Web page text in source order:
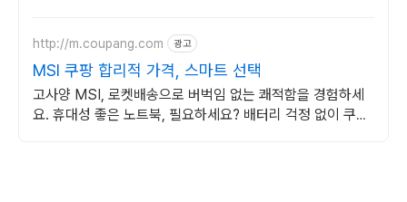
http://m.coupang.com 광고
MSI 쿠팡 합리적 가격, 스마트 선택
고사양 MSI, 로켓배송으로 버벅임 없는 쾌적함을 경험하세
요. 휴대성 좋은 노트북, 필요하세요? 배터리 걱정 없이 쿠팡